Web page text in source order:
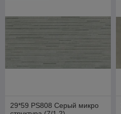
29*59 PS808 Серый микро